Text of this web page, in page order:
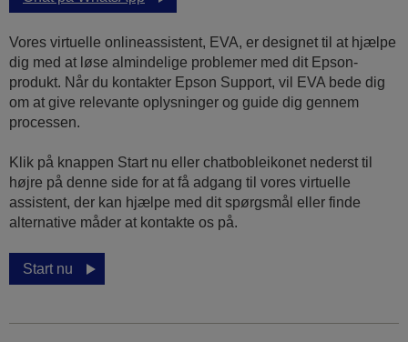
Vores virtuelle onlineassistent, EVA, er designet til at hjælpe
dig med at løse almindelige problemer med dit Epson-
produkt. Når du kontakter Epson Support, vil EVA bede dig
om at give relevante oplysninger og guide dig gennem
processen.
Klik på knappen Start nu eller chatbobleikonet nederst til
højre på denne side for at få adgang til vores virtuelle
assistent, der kan hjælpe med dit spørgsmål eller finde
alternative måder at kontakte os på.
Start nu